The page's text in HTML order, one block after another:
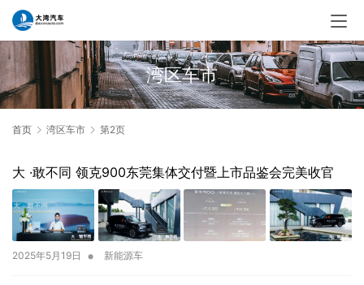
湾区车市
首页 湾区车市 第2页
大 ·敢不同 领克900东莞集体交付暨上市品鉴会完美收官
2025年5月19日 • 新能源车